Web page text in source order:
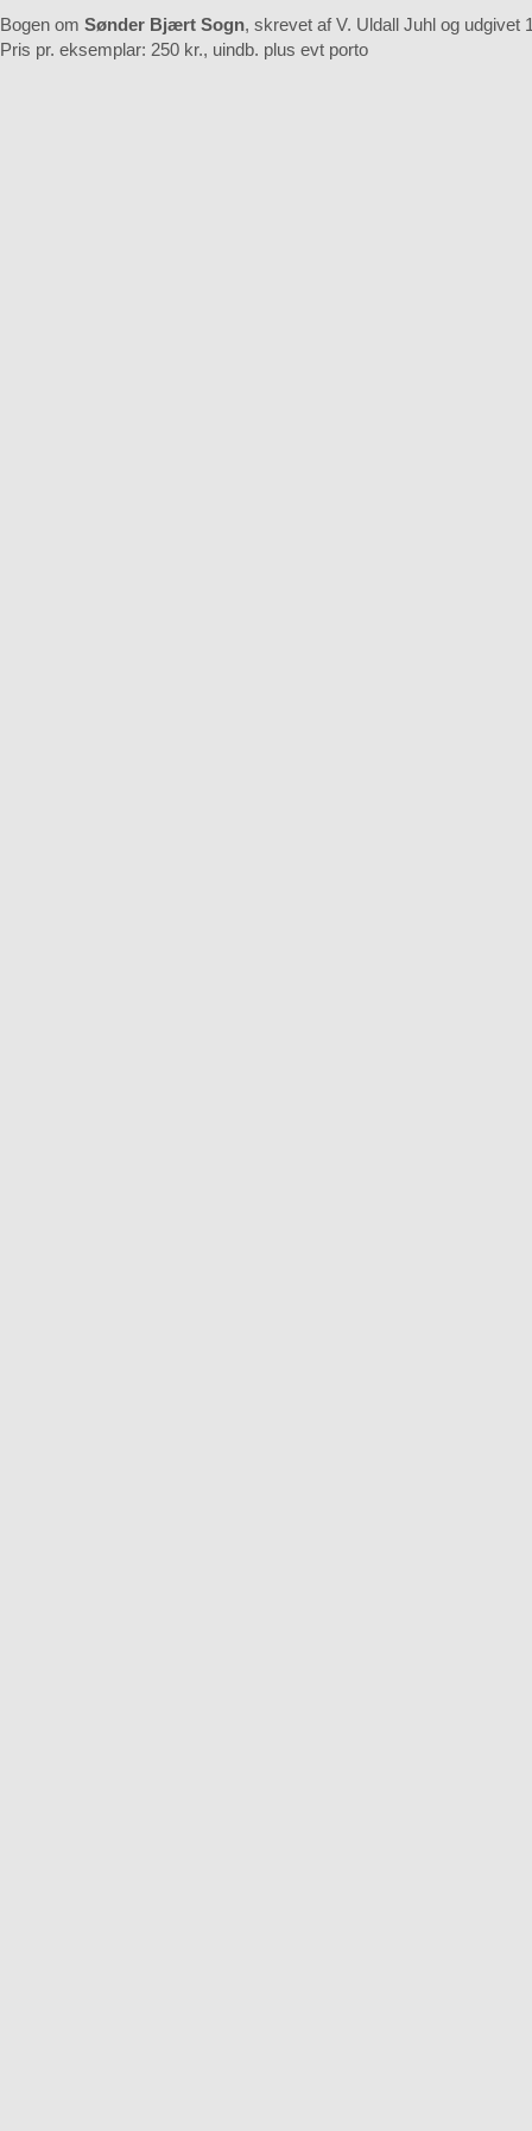
Bogen om Sønder Bjært Sogn, skrevet af V. Uldall Juhl og udgivet
Pris pr. eksemplar: 250 kr., uindb. plus evt porto